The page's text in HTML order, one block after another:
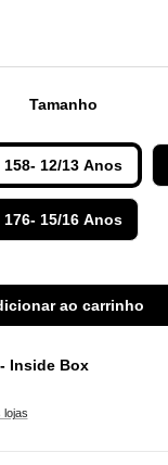
Tamanho
158- 12/13 Anos
176- 15/16 Anos
ao carrinho
Inside Box
lojas